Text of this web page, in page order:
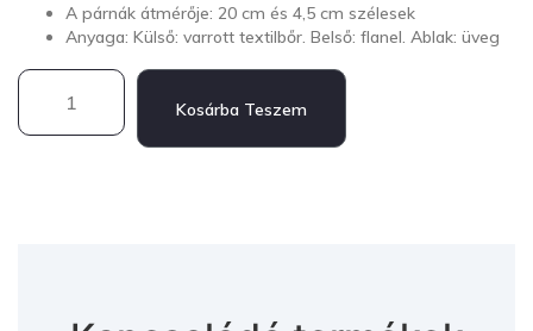
A párnák átmérője: 20 cm és 4,5 cm szélesek
Anyaga: Külső: varrott textilbőr. Belső: flanel. Ablak: üveg
Kosárba Teszem